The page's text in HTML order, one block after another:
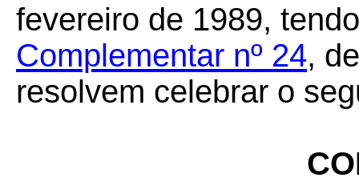
fevereiro de 1989,
Complementar nº 24,
resolvem celebrar o